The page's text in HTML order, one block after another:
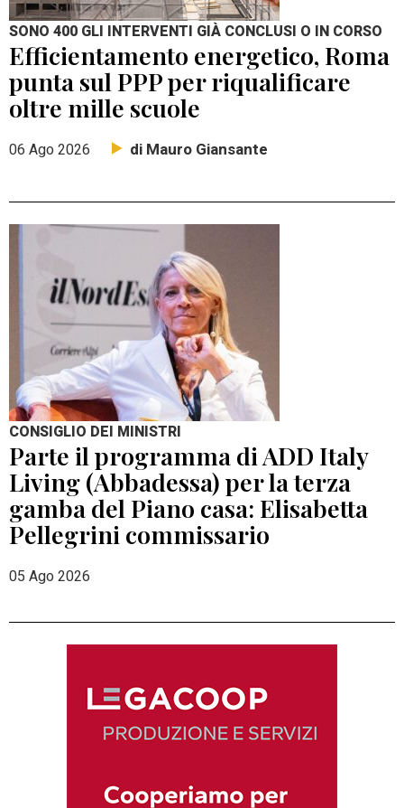
SONO 400 GLI INTERVENTI GIÀ CONCLUSI O IN CORSO
Efficientamento energetico, Roma
punta sul PPP per riqualificare
oltre mille scuole
06 Ago 2026 di Mauro Giansante
CONSIGLIO DEI MINISTRI
Parte il programma di ADD Italy
Living (Abbadessa) per la terza
gamba del Piano casa: Elisabetta
Pellegrini commissario
05 Ago 2026